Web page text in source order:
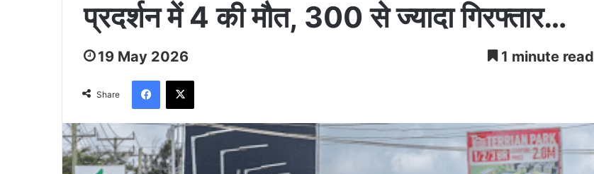
प्रदर्शन में 4 की मौत, 300 से ज्यादा गिरफ्तार…
19 May 2026 1 minute read
Share
Facebook
X